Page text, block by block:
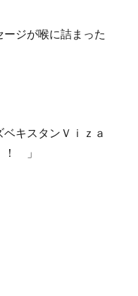
ジが喉に詰まった
キスタンＶｉｚａ
！ 」